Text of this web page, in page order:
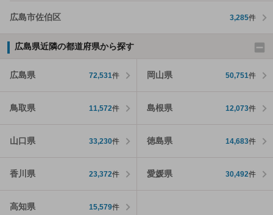
広島市佐伯区 3,285件
広島県近隣の都道府県から探す
広島県 72,531件 岡山県 50,751件
鳥取県 11,572件 島根県 12,073件
山口県 33,230件 徳島県 14,683件
香川県 23,372件 愛媛県 30,492件
高知県 15,579件